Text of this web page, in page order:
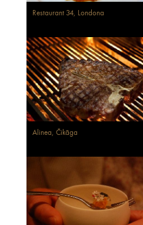
Restaurant 34, Londona
Alinea, Čikāga